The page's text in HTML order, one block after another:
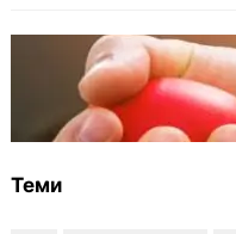
ОБЩЕСТВО
Варна има
с кръвна
Теми